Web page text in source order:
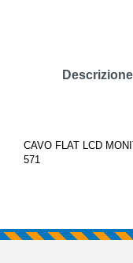
Descrizione
CAVO FLAT LCD
571